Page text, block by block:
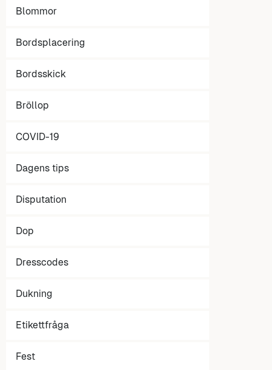
Blommor
Bordsplacering
Bordsskick
Bröllop
COVID-19
Dagens tips
Disputation
Dop
Dresscodes
Dukning
Etikettfråga
Fest